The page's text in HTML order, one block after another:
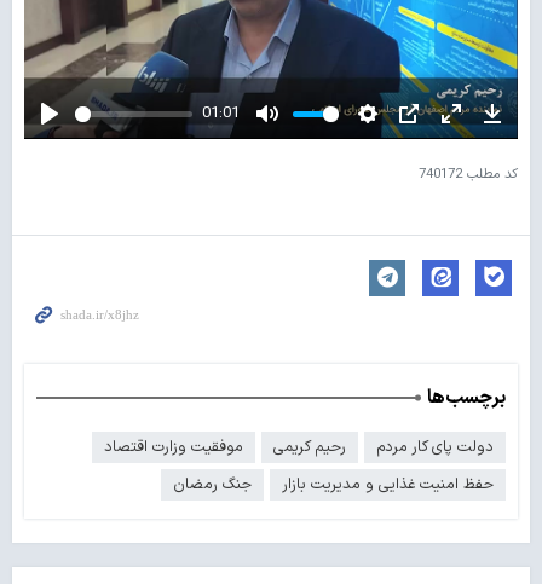
Play
01:01
Mute Settings
PIP Enter
fullscreen
کد مطلب740172
برچسب‌ها
دولت پای کار مردم رحیم کریمی
موفقیت وزارت اقتصاد
حفظ امنیت غذایی و مدیریت بازار
جنگ رمضان